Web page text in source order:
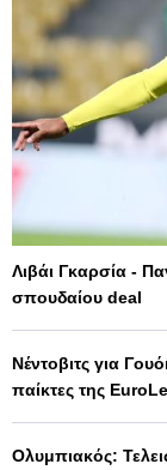
Λιβάι Γκαρσία -
σπουδαίου deal
Νέντοβιτς για
παίκτες της
Ολυμπιακός: